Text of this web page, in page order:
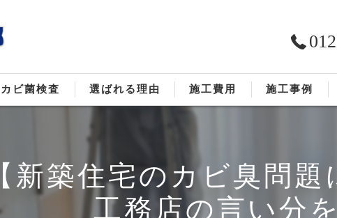
カビ菌検査 選ばれる理由
MIST工法®
ご依頼の流れ
施工費用 施工事例
【新築住宅のカビ臭問
工務店の言い分